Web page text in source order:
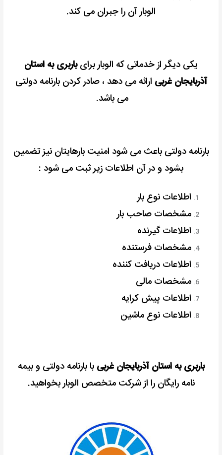
الوبار آن را جبران می کند.
یکی دیگر از خدماتی که الوبار برایباربری به استان
آذربایجان غربی ارائه می دهد ، صادر کردن بارنامه دولتی
می باشد.
بارنامه دولتی باعث می شود امنیت بارهایتان نیز تضمین
بشود و در آن اطلاعات زیر ثبت می شود :
اطلاعات نوع بار
مشخصات صاحب بار
اطلاعات گیرنده
مشخصات فرستنده
اطلاعات دریافت کننده
مشخصات مالی
اطلاعات پیش کرایه
اطلاعات نوع ماشین
باربری به استان آذربایجان غربی با بارنامه دولتی و بیمه
نامه رایگان را از شرکت متخصص الوبار بخواهید.